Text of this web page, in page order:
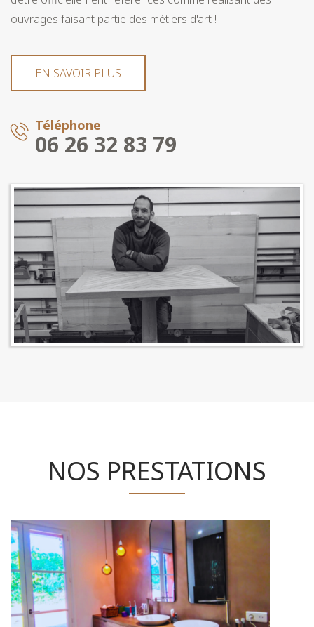
ouvrages faisant partie des métiers d'art !
EN SAVOIR PLUS
Téléphone
06 26 32 83 79
NOS PRESTATIONS